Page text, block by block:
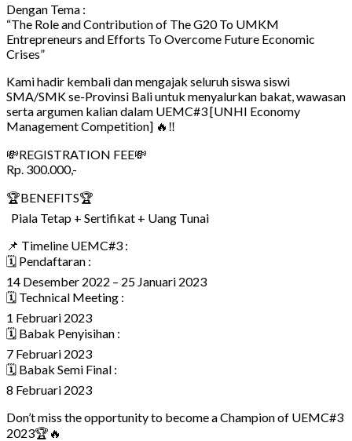
Dengan Tema :
“The Role and Contribution of The G20 To UMKM
Entrepreneurs and Efforts To Overcome Future Economic
Crises”
Kami hadir kembali dan mengajak seluruh siswa siswi
SMA/SMK se-Provinsi Bali untuk menyalurkan bakat, wawasan
serta argumen kalian dalam UEMC#3 [UNHI Economy
Management Competition] 🔥‼️
💸REGISTRATION FEE💸
Rp. 300.000,-
🏆BENEFITS🏆
Piala Tetap + Sertifikat + Uang Tunai
📌 Timeline UEMC#3 :
🗓 Pendaftaran :
14 Desember 2022 – 25 Januari 2023
🗓 Technical Meeting :
1 Februari 2023
🗓 Babak Penyisihan :
7 Februari 2023
🗓 Babak Semi Final :
8 Februari 2023
Don’t miss the opportunity to become a Champion of UEMC#3
2023🏆🔥